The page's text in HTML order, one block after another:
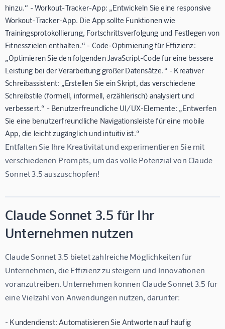
hinzu.“ - Workout-Tracker-App: „Entwickeln Sie eine responsive
Workout-Tracker-App. Die App sollte Funktionen wie
Trainingsprotokollierung, Fortschrittsverfolgung und Festlegen von
Fitnesszielen enthalten.“ - Code-Optimierung für Effizienz:
„Optimieren Sie den folgenden JavaScript-Code für eine bessere
Leistung bei der Verarbeitung großer Datensätze.“ - Kreativer
Schreibassistent: „Erstellen Sie ein Skript, das verschiedene
Schreibstile (formell, informell, erzählerisch) analysiert und
verbessert.“ - Benutzerfreundliche UI/UX-Elemente: „Entwerfen
Sie eine benutzerfreundliche Navigationsleiste für eine mobile
App, die leicht zugänglich und intuitiv ist.“
Entfalten Sie Ihre Kreativität und experimentieren Sie mit
verschiedenen Prompts, um das volle Potenzial von Claude
Sonnet 3.5 auszuschöpfen!
Claude Sonnet 3.5 für Ihr
Unternehmen nutzen
Claude Sonnet 3.5 bietet zahlreiche Möglichkeiten für
Unternehmen, die Effizienz zu steigern und Innovationen
voranzutreiben. Unternehmen können Claude Sonnet 3.5 für
eine Vielzahl von Anwendungen nutzen, darunter:
- Kundendienst: Automatisieren Sie Antworten auf häufig